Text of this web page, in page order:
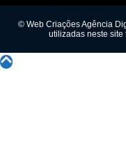
© Web Criações Agência
utilizadas neste site